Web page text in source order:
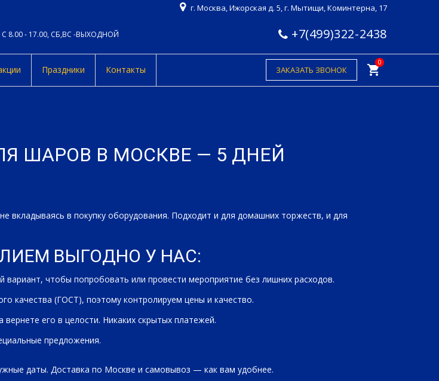
г. Москва, Ижорская д. 5, г. Мытищи, Коминтерна, 17
+7(499)322-2438
8.00 - 17.00, СБ,ВС -ВЫХОДНОЙ
ЗАКАЗАТЬ ЗВОНОК
Праздники Контакты shopping_cart
0
ШАРОВ В МОСКВЕ — 5 ДНЕЙ
вкладываясь в покупку оборудования. Подходит и для домашних торжеств, и для
ВЫГОДНО У НАС:
вариант, чтобы попробовать или провести мероприятие без лишних расходов.
качества (ГОСТ), поэтому контролируем цены и качество.
его в целости. Никаких скрытых платежей.
предложения.
даты. Доставка по Москве и самовывоз — как вам удобнее.